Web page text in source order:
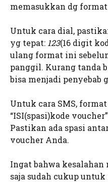
memasukkan dg
Untuk cara dial,
yg tepat: 123(16 digit
ulang format ini
panggil. Kurang tanda
bisa menjadi penyebab
Untuk cara SMS,
“ISI(spasi)kode
Pastikan ada spasi
voucher Anda.
Ingat bahwa kesalahan
saja sudah cukup